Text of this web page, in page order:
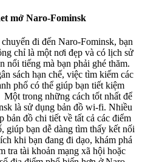
mở Naro-Fominsk
đi đến Naro-Fominsk, bạn
chỉ là một nơi đẹp và có lịch sử
nổi tiếng mà bạn phải ghé thăm.
sách hạn chế, việc tìm kiếm các
phố có thể giúp bạn tiết kiệm
trong những cách tốt nhất để
là sử dụng bản đồ wi-fi. Nhiều
bản đồ chi tiết về tất cả các điểm
giúp bạn dễ dàng tìm thấy kết nối
khi bạn đang đi dạo, khám phá
tra tài khoản mạng xã hội hoặc